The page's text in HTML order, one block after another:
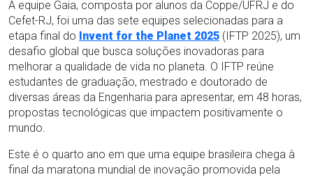
A equipe Gaia, composta por alunos da Coppe/UFRJ e do
Cefet-RJ, foi uma das sete equipes selecionadas para a
etapa final do Invent for the Planet 2025 (IFTP 2025), um
desafio global que busca soluções inovadoras para
melhorar a qualidade de vida no planeta. O IFTP reúne
estudantes de graduação, mestrado e doutorado de
diversas áreas da Engenharia para apresentar, em 48 horas,
propostas tecnológicas que impactem positivamente o
mundo.
Este é o quarto ano em que uma equipe brasileira chega à
final da maratona mundial de inovação promovida pela